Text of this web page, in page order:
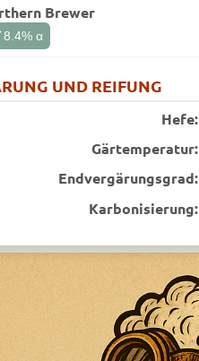
Brewer
8.4% α
UND REIFUNG
Hefe:
Gärtemperatur:
End­vergärungsgrad:
Karbonisierung: